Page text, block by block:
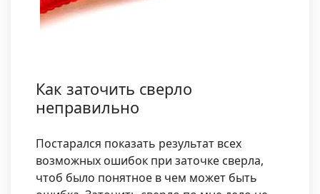
Как заточить сверло
неправильно
Постарался показать результат всех
возможных ошибок при заточке сверла,
чтоб было понятное в чем может быть